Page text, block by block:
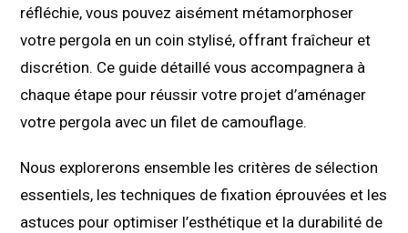
réfléchie, vous pouvez aisément métamorphoser
votre pergola en un coin stylisé, offrant fraîcheur et
discrétion. Ce guide détaillé vous accompagnera à
chaque étape pour réussir votre projet d’aménager
votre pergola avec un filet de camouflage.
Nous explorerons ensemble les critères de sélection
essentiels, les techniques de fixation éprouvées et les
astuces pour optimiser l’esthétique et la durabilité de